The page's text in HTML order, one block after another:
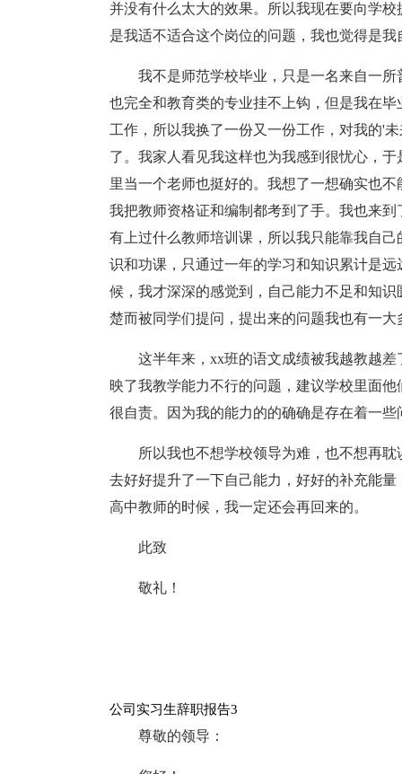
并没有什么太大的效果。所以我现在要向学
是我适不适合这个岗位的问题，我也觉得是我
我不是师范学校毕业，只是一名来自一
也完全和教育类的专业挂不上钩，但是我在
工作，所以我换了一份又一份工作，对我的'
了。我家人看见我这样也为我感到很忧心，
里当一个老师也挺好的。我想了一想确实也
我把教师资格证和编制都考到了手。我也来
有上过什么教师培训课，所以我只能靠我自
识和功课，只通过一年的学习和知识累计是
候，我才深深的感觉到，自己能力不足和知
楚而被同学们提问，提出来的问题我也有一
这半年来，xx班的语文成绩被我越教越
映了我教学能力不行的问题，建议学校里面
很自责。因为我的能力的的确确是存在着一些
所以我也不想学校领导为难，也不想再
去好好提升了一下自己能力，好好的补充能
高中教师的时候，我一定还会再回来的。
此致
敬礼！
公司实习生辞职报告3
尊敬的领导：